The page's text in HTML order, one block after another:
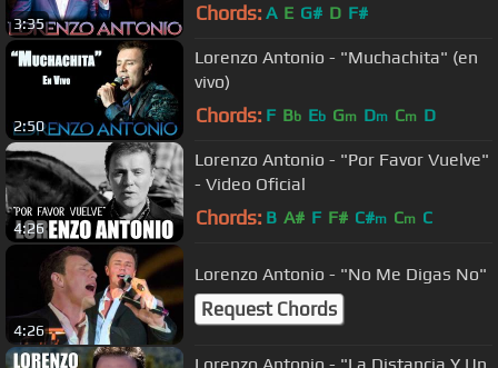
3:35 Chords: A E G# D F#
2:50
Lorenzo Antonio - "Muchachita" (en
vivo)
Chords: F Bb Eb Gm Dm Cm D
4:26
Lorenzo Antonio - "Por Favor Vuelve"
- Video Oficial
Chords: B A# F F# C#m Cm C
4:26
Lorenzo Antonio - "No Me Digas No"
Request Chords